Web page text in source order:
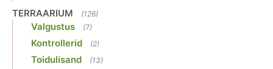
TERRAARIUM (126)
Valgustus (7)
Kontrollerid (2)
Toidulisand (13)